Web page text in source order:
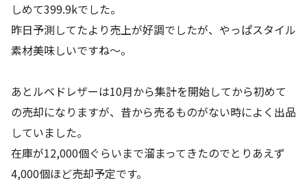
しめて399.9kでした。
昨日予測してたより売上が好調でしたが、やっぱスタイル
素材美味しいですね～。
あとルベドレザーは10月から集計を開始してから初めて
の売却になりますが、昔から売るものがない時によく出品
していました。
在庫が12,000個ぐらいまで溜まってきたのでとりあえず
4,000個ほど売却予定です。